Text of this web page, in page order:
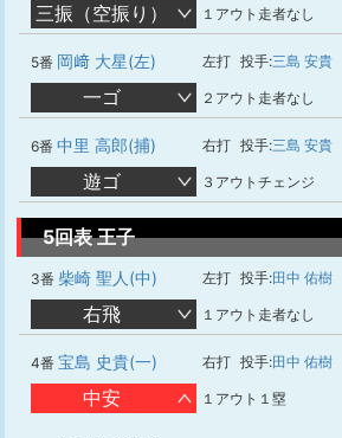
三振（空振り） １アウト走者なし
5番 岡﨑 大星(左) 左打 投手:三島 安貴
一ゴ ２アウト走者なし
6番 中里 高郎(捕) 右打 投手:三島 安貴
遊ゴ ３アウトチェンジ
5回表 王子
3番 柴崎 聖人(中) 左打 投手:田中 佑樹
右飛 １アウト走者なし
4番 宝島 史貴(一) 右打 投手:田中 佑樹
中安 １アウト１塁